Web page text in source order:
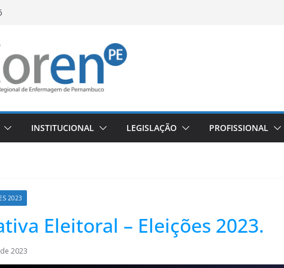
INSTITUCIONAL LEGISLAÇÃO PROFISSIONAL
2023
Eleitoral – Eleições 2023.
2023